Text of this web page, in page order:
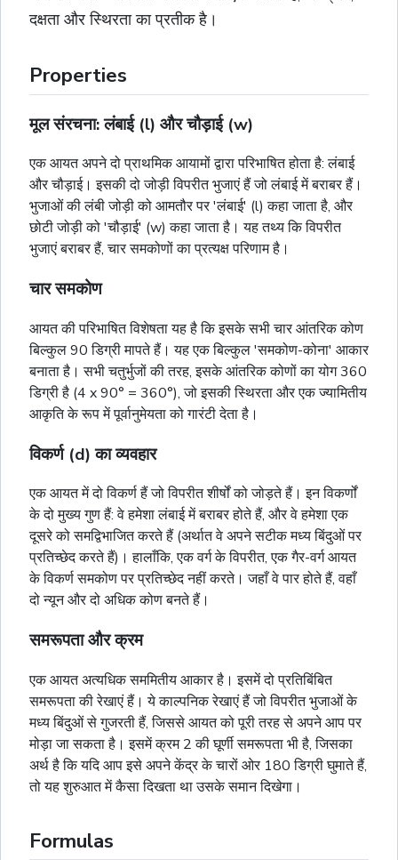
दक्षता और स्थिरता का प्रतीक है।
Properties
मूल संरचना: लंबाई (l) और चौड़ाई (w)
एक आयत अपने दो प्राथमिक आयामों द्वारा परिभाषित होता है: लंबाई
और चौड़ाई। इसकी दो जोड़ी विपरीत भुजाएं हैं जो लंबाई में बराबर हैं।
भुजाओं की लंबी जोड़ी को आमतौर पर 'लंबाई' (l) कहा जाता है, और
छोटी जोड़ी को 'चौड़ाई' (w) कहा जाता है। यह तथ्य कि विपरीत
भुजाएं बराबर हैं, चार समकोणों का प्रत्यक्ष परिणाम है।
चार समकोण
आयत की परिभाषित विशेषता यह है कि इसके सभी चार आंतरिक कोण
बिल्कुल 90 डिग्री मापते हैं। यह एक बिल्कुल 'समकोण-कोना' आकार
बनाता है। सभी चतुर्भुजों की तरह, इसके आंतरिक कोणों का योग 360
डिग्री है (4 x 90° = 360°), जो इसकी स्थिरता और एक ज्यामितीय
आकृति के रूप में पूर्वानुमेयता को गारंटी देता है।
विकर्ण (d) का व्यवहार
एक आयत में दो विकर्ण हैं जो विपरीत शीर्षों को जोड़ते हैं। इन विकर्णों
के दो मुख्य गुण हैं: वे हमेशा लंबाई में बराबर होते हैं, और वे हमेशा एक
दूसरे को समद्विभाजित करते हैं (अर्थात वे अपने सटीक मध्य बिंदुओं पर
प्रतिच्छेद करते हैं)। हालाँकि, एकवर्गके विपरीत, एक गैर-वर्ग आयत
के विकर्ण समकोण पर प्रतिच्छेद नहीं करते। जहाँ वे पार होते हैं, वहाँ
दो न्यून और दो अधिक कोण बनते हैं।
समरूपता और क्रम
एक आयत अत्यधिक सममितीय आकार है। इसमें दो प्रतिबिंबित
समरूपता की रेखाएं हैं। ये काल्पनिक रेखाएं हैं जो विपरीत भुजाओं के
मध्य बिंदुओं से गुजरती हैं, जिससे आयत को पूरी तरह से अपने आप पर
मोड़ा जा सकता है। इसमें क्रम 2 की घूर्णी समरूपता भी है, जिसका
अर्थ है कि यदि आप इसे अपने केंद्र के चारों ओर 180 डिग्री घुमाते हैं,
तो यह शुरुआत में कैसा दिखता था उसके समान दिखेगा।
Formulas